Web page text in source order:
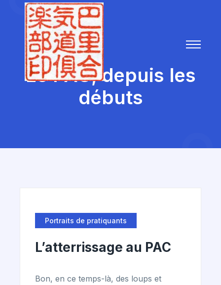
Le PAC, depuis les
débuts
Portraits de pratiquants
L’atterrissage au PAC
Bon, en ce temps-là, des loups et